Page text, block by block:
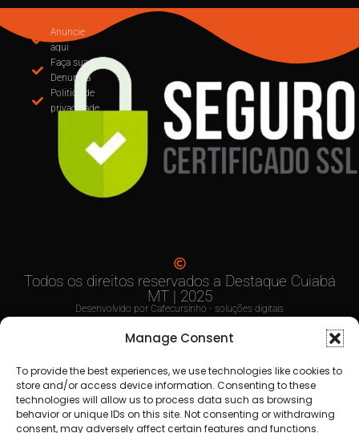
Manage Consent
To provide the best experiences, we use technologies like cookies to
store and/or access device information. Consenting to these
technologies will allow us to process data such as browsing
behavior or unique IDs on this site. Not consenting or withdrawing
consent, may adversely affect certain features and functions.
MUDANÇA NA EMISSÃO DE NOTAS: CUIABÁ
OBRIGA USO DO EMISSOR NACIONAL DE NFS-e A
PARTIR DE SETEMBRO
privacidade